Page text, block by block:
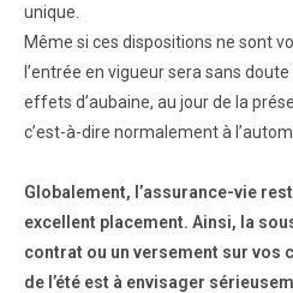
unique.
Même si ces dispositions ne sont
l’entrée en vigueur sera sans
effets d’aubaine, au jour de la
c’est-à-dire normalement à
Globalement, l’assurance-vie
excellent placement. Ainsi, la
contrat ou un versement sur vos
de l’été est à envisager